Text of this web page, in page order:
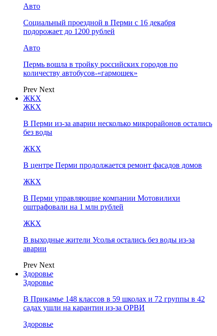
Авто
Социальный проездной в Перми с 16 декабря
подорожает до 1200 рублей
Авто
Пермь вошла в тройку российских городов по
количеству автобусов-«гармошек»
Prev Next
ЖКХ
ЖКХ
В Перми из-за аварии несколько микрорайонов остались
без воды
ЖКХ
В центре Перми продолжается ремонт фасадов домов
ЖКХ
В Перми управляющие компании Мотовилихи
оштрафовали на 1 млн рублей
ЖКХ
В выходные жители Усолья остались без воды из-за
аварии
Prev Next
Здоровье
Здоровье
В Прикамье 148 классов в 59 школах и 72 группы в 42
садах ушли на карантин из-за ОРВИ
Здоровье